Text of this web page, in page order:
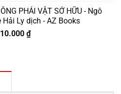
₫.
tại
là:
117.000 ₫.
PHẢI VẬT SỞ HỮU - Ngô
Hải Ly dịch - AZ Books
₫Giá